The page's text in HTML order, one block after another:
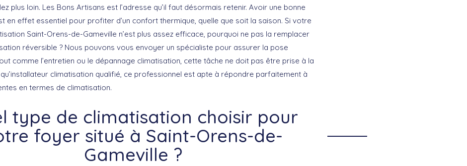
plus loin. Les Bons Artisans est l’adresse qu’il faut désormais retenir. Avoir une bonne
en effet essentiel pour profiter d’un confort thermique, quelle que soit la saison. Si votre
Saint-Orens-de-Gameville n’est plus assez efficace, pourquoi ne pas la remplacer
réversible ? Nous pouvons vous envoyer un spécialiste pour assurer la pose
comme l’entretien ou le dépannage climatisation, cette tâche ne doit pas être prise à la
climatisation qualifié, ce professionnel est apte à répondre parfaitement à
en termes de climatisation.
type de climatisation choisir pour
foyer situé à Saint-Orens-de-
Gameville ?